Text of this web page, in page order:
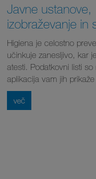
Javne ustanove,
izobraževanje in
Higiena je celostno
učinkuje zanesljivo, kar
atesti. Podatkovni listi
aplikacija vam jih
več